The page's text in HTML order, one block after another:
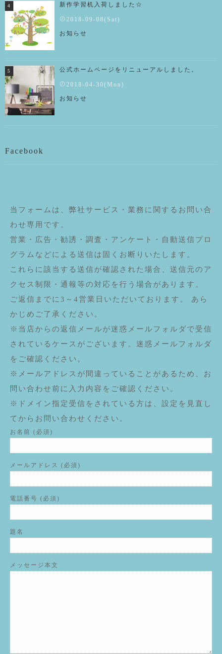
新作学習机入荷しました☆
2018-09-08(Sat)
お知らせ
公式ホームページをリニューアルしました。
2018-04-30(Mon)
お知らせ
Facebook
当フォームは、弊社サービス・業務に関するお問い合
わせ専用です。
営業・広告・勧誘・調査・アンケート・自動送信プロ
グラムなどによる送信は固くお断りいたします。
これらに該当する送信が確認された場合、送信元のア
クセス制限・通報等の対応を行う場合があります。
ご返信までに3～4営業日いただいております。 あら
かじめご了承ください。
※当店からの返信メールが迷惑メールフォルダで受信
されているケースがございます。迷惑メールフォルダ
をご確認ください。
※メールアドレスが間違っていることがあるため、お
問い合わせ前に入力内容をご確認ください。
※ドメイン指定受信をされている方は、設定を見直し
てからお問い合わせください。
お名前 (必須)
メールアドレス (必須)
電話番号 (必須)
題名
メッセージ本文